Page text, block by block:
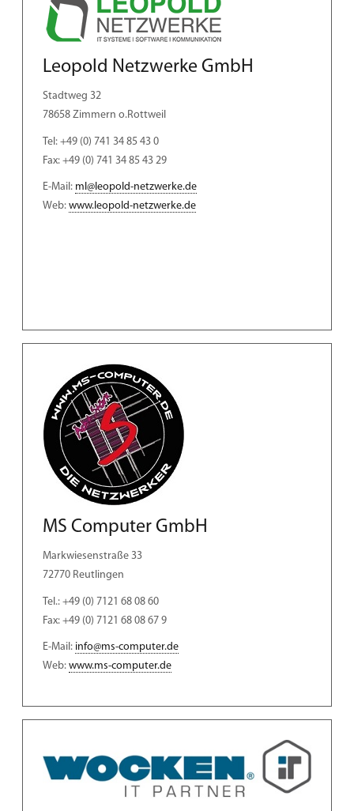
Leopold Netzwerke GmbH
Stadtweg 32
78658 Zimmern o.Rottweil
Tel: +49 (0) 741 34 85 43 0
Fax: +49 (0) 741 34 85 43 29
E-Mail: ml@leopold-netzwerke.de
Web:www.leopold-netzwerke.de
MS Computer GmbH
Markwiesenstraße 33
72770 Reutlingen
Tel.: +49 (0) 7121 68 08 60
Fax: +49 (0) 7121 68 08 67 9
E-Mail: info@ms-computer.de
Web:www.ms-computer.de